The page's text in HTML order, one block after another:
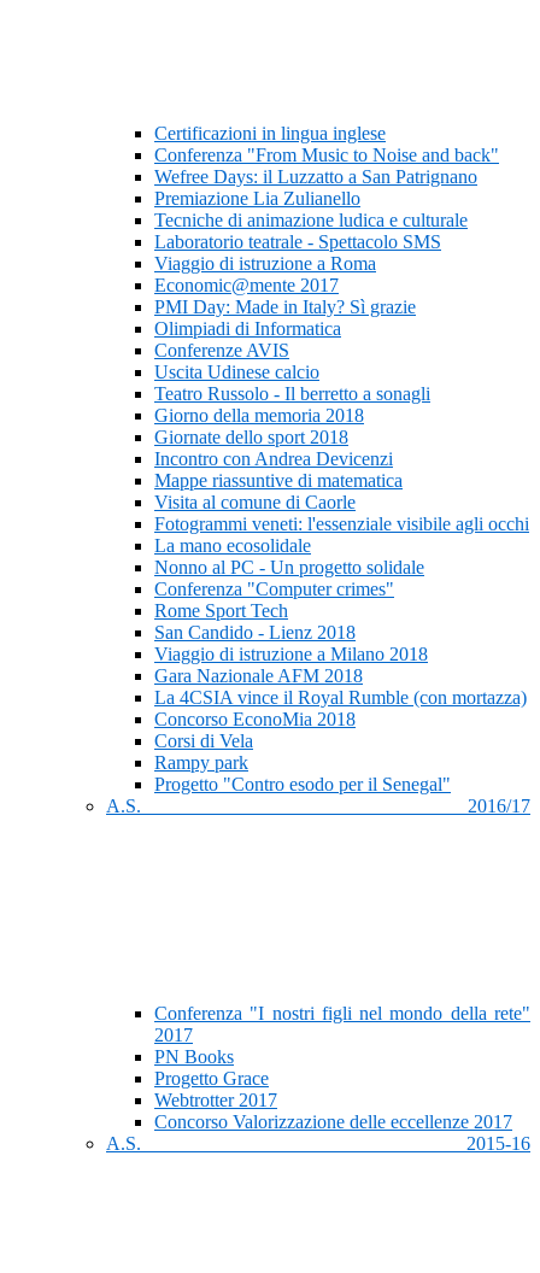
Certificazioni in lingua inglese
Conferenza "From Music to Noise and back"
Wefree Days: il Luzzatto a San Patrignano
Premiazione Lia Zulianello
Tecniche di animazione ludica e culturale
Laboratorio teatrale - Spettacolo SMS
Viaggio di istruzione a Roma
Economic@mente 2017
PMI Day: Made in Italy? Sì grazie
Olimpiadi di Informatica
Conferenze AVIS
Uscita Udinese calcio
Teatro Russolo - Il berretto a sonagli
Giorno della memoria 2018
Giornate dello sport 2018
Incontro con Andrea Devicenzi
Mappe riassuntive di matematica
Visita al comune di Caorle
Fotogrammi veneti: l'essenziale visibile agli occhi
La mano ecosolidale
Nonno al PC - Un progetto solidale
Conferenza "Computer crimes"
Rome Sport Tech
San Candido - Lienz 2018
Viaggio di istruzione a Milano 2018
Gara Nazionale AFM 2018
La 4CSIA vince il Royal Rumble (con mortazza)
Concorso EconoMia 2018
Corsi di Vela
Rampy park
Progetto "Contro esodo per il Senegal"
A.S. 2016/17
Conferenza "I nostri figli nel mondo della rete"
2017
PN Books
Progetto Grace
Webtrotter 2017
Concorso Valorizzazione delle eccellenze 2017
A.S. 2015-16